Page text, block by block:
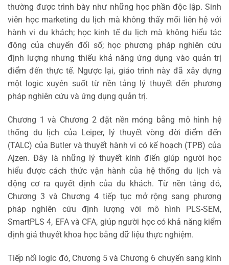
thường được trình bày như những học phần độc lập. Sinh
viên học marketing du lịch mà không thấy mối liên hệ với
hành vi du khách; học kinh tế du lịch mà không hiểu tác
động của chuyển đổi số; học phương pháp nghiên cứu
định lượng nhưng thiếu khả năng ứng dụng vào quản trị
điểm đến thực tế. Ngược lại, giáo trình này đã xây dựng
một logic xuyên suốt từ nền tảng lý thuyết đến phương
pháp nghiên cứu và ứng dụng quản trị.
Chương 1 và Chương 2 đặt nền móng bằng mô hình hệ
thống du lịch của Leiper, lý thuyết vòng đời điểm đến
(TALC) của Butler và thuyết hành vi có kế hoạch (TPB) của
Ajzen. Đây là những lý thuyết kinh điển giúp người học
hiểu được cách thức vận hành của hệ thống du lịch và
động cơ ra quyết định của du khách. Từ nền tảng đó,
Chương 3 và Chương 4 tiếp tục mở rộng sang phương
pháp nghiên cứu định lượng với mô hình PLS-SEM,
SmartPLS 4, EFA và CFA, giúp người học có khả năng kiểm
định giả thuyết khoa học bằng dữ liệu thực nghiệm.
Tiếp nối logic đó, Chương 5 và Chương 6 chuyển sang kinh